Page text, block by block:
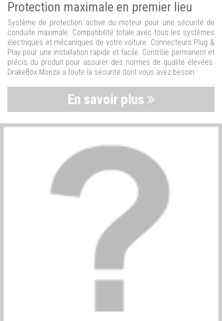
Protection maximale en premier lieu
Système de protection active du moteur pour une sécurité de
conduite maximale. Compatibilité totale avec tous les systèmes
électriques et mécaniques de votre voiture. Connecteurs Plug &
Play pour une installation rapide et facile. Contrôle permanent et
précis du produit pour assurer des normes de qualité élevées.
DrakeBox Monza a toute la sécurité dont vous avez besoin.
En savoir plus